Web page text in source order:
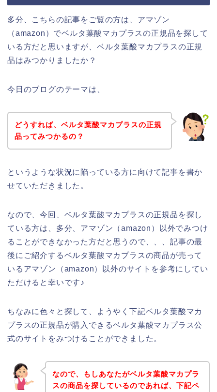
多分、こちらの記事をご覧の方は、アマゾン
（amazon）でベルタ葉酸マカプラスの正規品を探して
いる方だと思いますが、ベルタ葉酸マカプラスの正規
品はみつかりましたか？
今日のブログのテーマは、
どうすれば、ベルタ葉酸マカプラスの正規
品ってみつかるの？
というような状況に陥っている方に向けて記事を書か
せていただきました。
なので、今回、ベルタ葉酸マカプラスの正規品を探し
ている方は、多分、アマゾン（amazon）以外でみつけ
ることができなかった方だと思うので、、、記事の最
後にご紹介するベルタ葉酸マカプラスの商品が売って
いるアマゾン（amazon）以外のサイトを参考にしてい
ただけると幸いです♪
ちなみに色々と探して、ようやく下記ベルタ葉酸マカ
プラスの正規品が購入できるベルタ葉酸マカプラス公
式のサイトをみつけることができました。
なので、もしあなたがベルタ葉酸マカプラ
スの商品を探しているのであれば、下記ペ